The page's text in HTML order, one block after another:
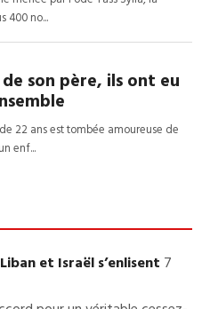
et Israël s’enlisent 7